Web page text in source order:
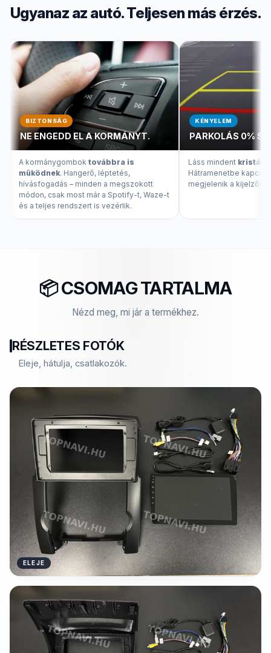
Ugyanaz az autó. Teljesen más érzés.
BIZTONSÁG
NE ENGEDD EL A KORMÁNYT.
A kormánygombok továbbra is
működnek. Hangerő, léptetés,
hívásfogadás – minden a megszokott
módon, csak most már a Spotify-t, Waze-t
és a teljes rendszert is vezérlik.
KÉNYELEM
PARKOLÁS 0%
Láss mindent
Hátramenetbe
megjelenik a kijelzőn.
📦 CSOMAG TARTALMA
Nézd meg, mi jár a termékhez.
RÉSZLETES FOTÓK
Eleje, hátulja, csatlakozók.
ELEJE